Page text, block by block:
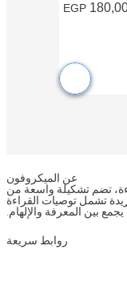
EGP
عن الميكروفون
تضم تشكيلة واسعة من
تشمل توصيات القراءة
بين المعرفة والإلهام.
روابط سريعة